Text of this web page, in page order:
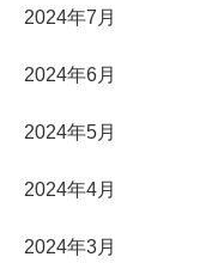
2024年7月
2024年6月
2024年5月
2024年4月
2024年3月